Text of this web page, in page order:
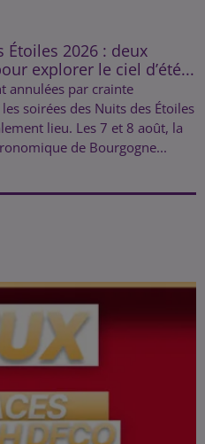
Étoiles 2026 : deux
explorer le ciel d’été...
annulées par crainte
les soirées des Nuits des Étoiles
lieu. Les 7 et 8 août, la
de Bourgogne...